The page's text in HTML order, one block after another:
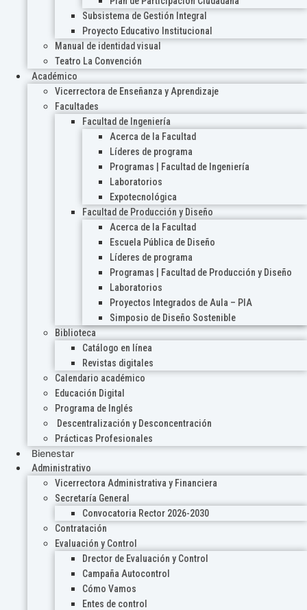
Subsistema de Gestión Integral
Proyecto Educativo Institucional
Manual de identidad visual
Teatro La Convención
Académico
Vicerrectora de Enseñanza y Aprendizaje
Facultades
Facultad de Ingeniería
Acerca de la Facultad
Líderes de programa
Programas | Facultad de Ingeniería
Laboratorios
Expotecnológica
Facultad de Producción y Diseño
Acerca de la Facultad
Escuela Pública de Diseño
Líderes de programa
Programas | Facultad de Producción y Diseño
Laboratorios
Proyectos Integrados de Aula – PIA
Simposio de Diseño Sostenible
Biblioteca
Catálogo en línea
Revistas digitales
Calendario académico
Educación Digital
Programa de Inglés
Descentralización y Desconcentración
Prácticas Profesionales
Bienestar
Administrativo
Vicerrectora Administrativa y Financiera
Secretaría General
Convocatoria Rector 2026-2030
Contratación
Evaluación y Control
Drector de Evaluación y Control
Campaña Autocontrol
Cómo Vamos
Entes de control